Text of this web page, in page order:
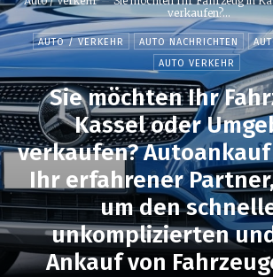
verkaufen?...
AUTO / VERKEHR AUTO NACHRICHTEN
AUTO VERKEHR
Sie möchten Ihr
Kassel oder
verkaufen?
Ihr erfahrener
um den
unkomplizierten
Ankauf von